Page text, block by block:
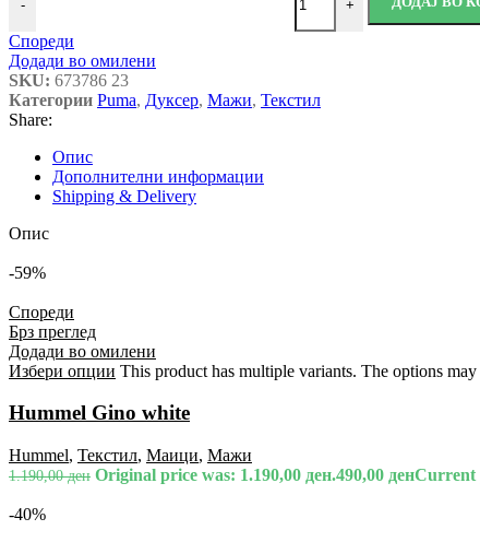
- +
Спореди
Додади во омилени
SKU: 673786 23
Категории Puma, Дуксер, Мажи, Текстил
Share:
Опис
Дополнителни информации
Shipping & Delivery
Опис
-59%
Спореди
Брз преглед
Додади во омилени
Избери опции This product has multiple variants. The options
Hummel Gino white
Hummel, Текстил, Маици, Мажи
1.190,00ден Original price was: 1.190,00 ден.490,00 денCurrent
-40%